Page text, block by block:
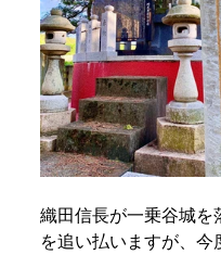
織田信長が一乗谷城を
を追い払いますが、